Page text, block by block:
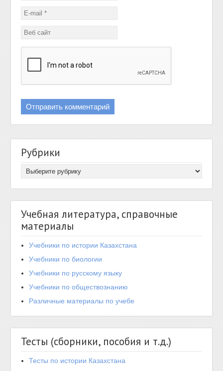
Рубрики
Учебная литература, справочные
материалы
Учебники по истории Казахстана
Учебники по биологии
Учебники по русскому языку
Учебники по обществознанию
Различные материалы по учебе
Тесты (сборники, пособия и т.д.)
Тесты по истории Казахстана